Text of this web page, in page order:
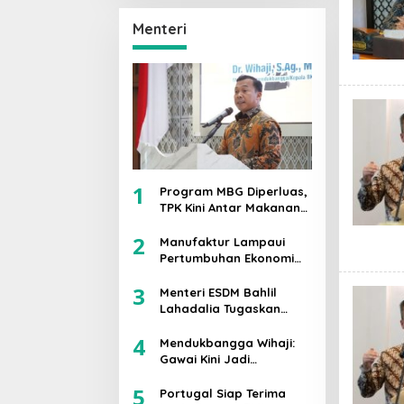
Mengantongi 42,1℅
Suara
Menteri
1
Program MBG Diperluas,
TPK Kini Antar Makanan
dan Balita
2
Manufaktur Lampaui
Pertumbuhan Ekonomi
Gumiwang Soroti
Keberhasilan
3
Menteri ESDM Bahlil
Lahadalia Tugaskan
Pengadaan Migas dan
Pengawasan Kualitas
4
Mendukbangga Wihaji:
Gawai Kini Jadi
Tua Harus Perkuat
5
Portugal Siap Terima